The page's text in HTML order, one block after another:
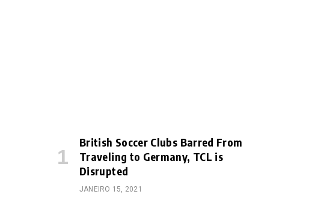
British Soccer Clubs Barred From
Traveling to Germany, TCL is
Disrupted
JANEIRO 15, 2021